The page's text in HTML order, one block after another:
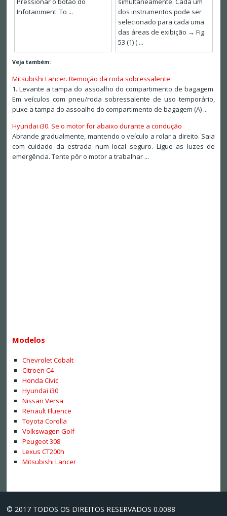
Infotainment To ...
dos instrumentos pode ser
selecionado para cada uma
das áreas de exibição → Fig.
53 (1) ( ...
Veja também:
Mitsubishi Lancer. Remoção da roda sobressalente
1. Levante a tampa do assoalho do compartimento de bagagem.
Em veículos com pneu/roda sobressalente de uso temporário,
puxe a tampa do assoalho do compartimento de bagagem (A) ...
Hyundai i30. Se o motor for abaixo durante a condução
Abrande gradualmente, mantendo o veículo a rolar a direito. Saia
com cuidado da estrada num local seguro. Ligue as luzes de
emergência. Tente pôr o motor a trabalhar ...
Modelos
Chevrolet Cobalt
Citroen C4
Honda Civic
Hyundai i30
Nissan Versa
Renault Fluence
Toyota Corolla
Volkswagen Golf
Peugeot 308
Lexus CT200h
Mitsubishi Lancer
© 2017 TODOS OS DIREITOS RESERVADOS 0.0088